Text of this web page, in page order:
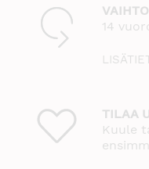
14
TILAA
Kuule